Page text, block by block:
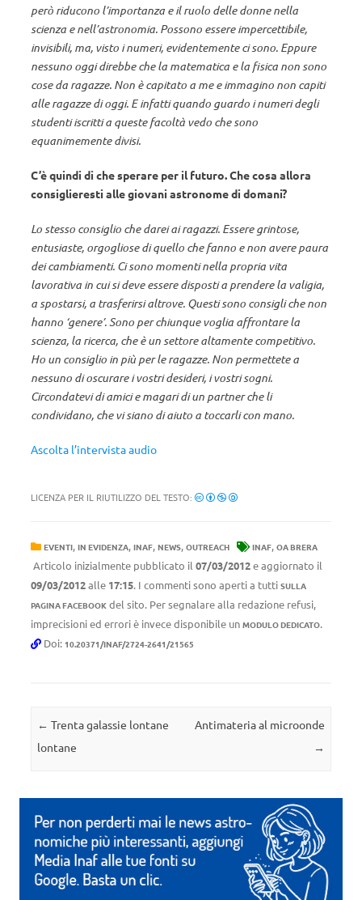
però riducono l’importanza e il ruolo delle donne nella
scienza e nell’astronomia. Possono essere impercettibile,
invisibili, ma, visto i numeri, evidentemente ci sono. Eppure
nessuno oggi direbbe che la matematica e la fisica non sono
cose da ragazze. Non è capitato a me e immagino non capiti
alle ragazze di oggi. E infatti quando guardo i numeri degli
studenti iscritti a queste facoltà vedo che sono
equanimemente divisi.
C’è quindi di che sperare per il futuro. Che cosa allora
consiglieresti alle giovani astronome di domani?
Lo stesso consiglio che darei ai ragazzi. Essere grintose,
entusiaste, orgogliose di quello che fanno e non avere paura
dei cambiamenti. Ci sono momenti nella propria vita
lavorativa in cui si deve essere disposti a prendere la valigia,
a spostarsi, a trasferirsi altrove. Questi sono consigli che non
hanno ‘genere’. Sono per chiunque voglia affrontare la
scienza, la ricerca, che è un settore altamente competitivo.
Ho un consiglio in più per le ragazze. Non permettete a
nessuno di oscurare i vostri desideri, i vostri sogni.
Circondatevi di amici e magari di un partner che li
condividano, che vi siano di aiuto a toccarli con mano.
Ascolta l’intervista audio
LICENZA PER IL RIUTILIZZO DEL TESTO:
EVENTI, IN EVIDENZA, INAF, NEWS, OUTREACH INAF, OA BRERA
Articolo inizialmente pubblicato il 07/03/2012e aggiornato il
09/03/2012alle 17:15. I commenti sono aperti a tutti SULLA
PAGINA FACEBOOK del sito. Per segnalare alla redazione refusi,
imprecisioni ed errori è invece disponibile un MODULO DEDICATO.
Doi: 10.20371/INAF/2724-2641/21565
Navigazione articolo
← Trenta galassie lontane
lontane
Antimateria al microonde
→